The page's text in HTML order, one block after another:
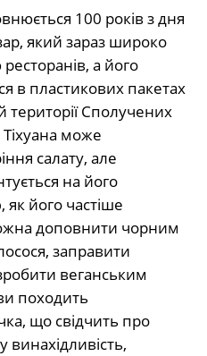
100 років з дня
який зараз широко
а його
в пластикових пакетах
території Сполучених
Тіхуана може
салату, але
на його
, як його частіше
доповнити чорним
заправити
веганським
походить
що свідчить про
винахідливість,